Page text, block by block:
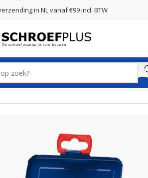
in NL vanaf €99 incl. BTW
Boren 2 Snijders